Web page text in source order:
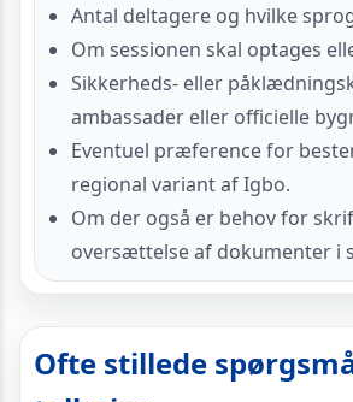
Antal deltagere og hvilke
Om sessionen skal optages
Sikkerheds- eller
ambassader eller officielle
Eventuel præference for
regional variant af Igbo.
Om der også er behov for
oversættelse af dokumenter i
Ofte stillede